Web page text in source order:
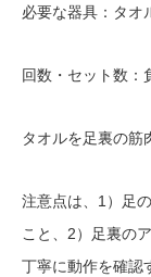
必要な器具：タオ
回数・セット数：
タオルを足裏の筋
注意点は、1）足
こと、2）足裏の
丁寧に動作を確認